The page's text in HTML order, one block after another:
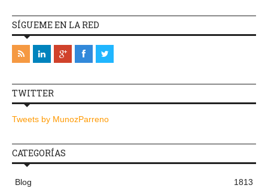
SÍGUEME EN LA RED
TWITTER
Tweets by MunozParreno
CATEGORÍAS
Blog
1813